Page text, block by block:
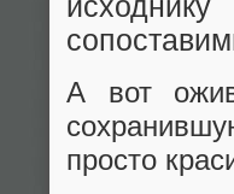
А вот
просто